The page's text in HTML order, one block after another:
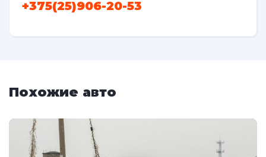
+375(25)906-20-53
Похожие авто